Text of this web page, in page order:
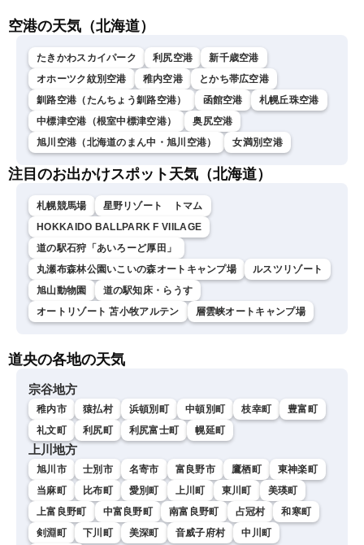
ースLiVEアフタヌーン・戸
空港の天気（北海道）
たきかわスカイパーク 利尻空港
新千歳空港
オホーツク紋別空港
稚内空港
とかち帯広空港
釧路空港（たんちょう釧路空港）
函館空港
札幌丘珠空港
中標津空港（根室中標津空港）
奥尻空港
旭川空港（北海道のまん中・旭川空港）
女満別空港
注目のお出かけスポット天気（北海道）
札幌競馬場
星野リゾート トマム
HOKKAIDO BALLPARK F VIILAGE
道の駅石狩「あいろーど厚田」
丸瀬布森林公園いこいの森オートキャンプ場
ルスツリゾート
旭山動物園
道の駅知床・らうす
オートリゾート 苫小牧アルテン
層雲峡オートキャンプ場
道央の各地の天気
宗谷地方
稚内市 猿払村 浜頓別町 中頓別町 枝幸町
豊富町
礼文町
利尻町 利尻富士町 幌延町
上川地方
旭川市 士別市 名寄市 富良野市 鷹栖町
東神楽町
当麻町
比布町 愛別町 上川町 東川町
美瑛町
上富良野町
中富良野町 南富良野町 占冠村
和寒町
剣淵町
下川町 美深町 音威子府村
中川町